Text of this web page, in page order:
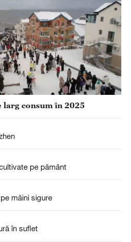
larg consum în 2025
pe pământ
mâini sigure
în suflet